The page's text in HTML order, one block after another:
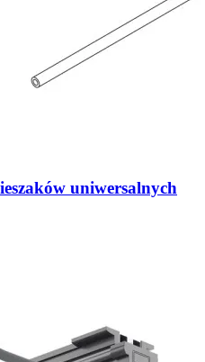
uniwersalnych